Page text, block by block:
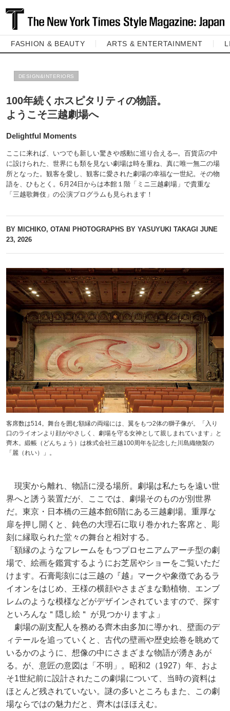
FASHION & BEAUTY ARTS & ENTERTAINMENT
DESIGN&INTERIORS
100年続くホスピタリティの物語。
ようこそ三越劇場へ
Delightful Moments
ここに来れば、いつでも新しい驚きや感動に巡り合える─。百貨店の中
に設けられた、世界にも類を見ない劇場は時を重ね、真に唯一無二の場
所となった。観客を愛し、観客に愛された劇場の幸福な一世紀。その物
語を、ひもとく。6月24日からは本館１階「ミニ三越劇場」で貴重な
「三越歌舞伎」の公演プログラムも見られます！
BY MICHIKO, OTANI PHOTOGRAPHS BY YASUYUKI TAKAGI JUNE
23, 2026
客席数は514。舞台を囲む額縁の両端には、翼をもつ2体の獅子像が。「入り
口のライオンより顔がやさしく、劇場を守る女神として親しまれています」と
齊木。緞帳（どんちょう）は株式会社三越100周年を記念した川島織物製の
「麗（れい）」。
現実から離れ、物語に浸る場所。劇場は私たちを遠い世
界へと誘う装置だが、ここでは、劇場そのものが別世界
だ。東京・日本橋の三越本館6階にある三越劇場。重厚な
扉を押し開くと、鈍色の大理石に取り巻かれた客席と、彫
刻に縁取られた堂々の舞台と相対する。
「額縁のようなフレームをもつプロセニアムアーチ型の劇
場で、絵画を鑑賞するようにお芝居やショーをご覧いただ
けます。石膏彫刻には三越の『越』マークや象徴であるラ
イオンをはじめ、王様の横顔やさまざまな動植物、エンブ
レムのような模様などがデザインされていますので、探す
といろんな＂隠し絵＂ が見つかりますよ」
劇場の副支配人を務める齊木由多加に導かれ、壁面のデ
ィテールを追っていくと、古代の壁画や歴史絵巻を眺めて
いるかのように、想像の中にさまざまな物語が湧きあが
る。が、意匠の意図は「不明」。昭和2（1927）年、およ
そ1世紀前に設計されたこの劇場について、当時の資料は
ほとんど残されていない。謎の多いところもまた、この劇
場ならではの魅力だと、齊木はほほえむ。